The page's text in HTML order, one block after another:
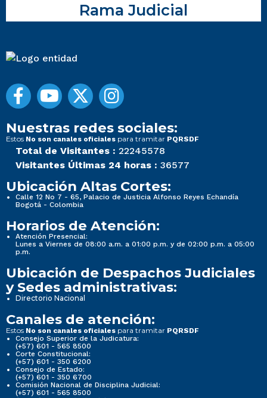
Rama Judicial
Nuestras redes sociales:
Estos No son canales oficiales para tramitar PQRSDF
Total de Visitantes : 22245578
Visitantes Últimas 24 horas : 36577
Ubicación Altas Cortes:
Calle 12 No 7 - 65, Palacio de Justicia Alfonso Reyes Echandía
Bogotá - Colombia
Horarios de Atención:
Atención Presencial:
Lunes a Viernes de 08:00 a.m. a 01:00 p.m. y de 02:00 p.m. a 05:00
p.m.
Ubicación de Despachos Judiciales
y Sedes administrativas:
Directorio Nacional
Canales de atención:
Estos No son canales oficiales para tramitar PQRSDF
Consejo Superior de la Judicatura:
(+57) 601 - 565 8500
Corte Constitucional:
(+57) 601 - 350 6200
Consejo de Estado:
(+57) 601 - 350 6700
Comisión Nacional de Disciplina Judicial:
(+57) 601 - 565 8500